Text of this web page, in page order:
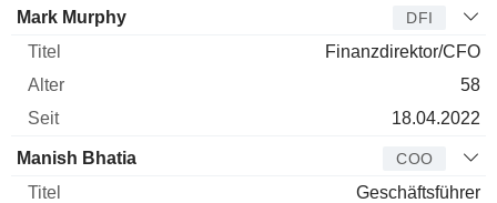
Mark Murphy DFI
Finanzdirektor/CFO
58
18.04.2022
Manish Bhatia COO
Geschäftsführer